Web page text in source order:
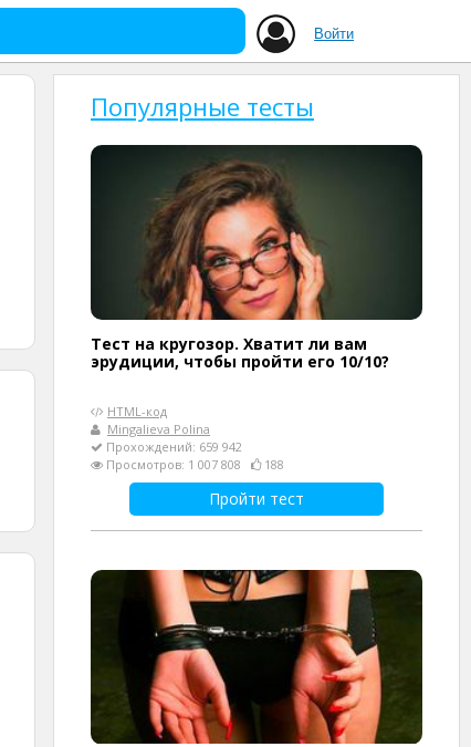
Войти
Популярные тесты
Тест на кругозор. Хватит ли вам
эрудиции, чтобы пройти его 10/10?
HTML-код
Mingalieva Polina
Прохождений: 659 942
Просмотров: 1 007 808
188
Пройти тест